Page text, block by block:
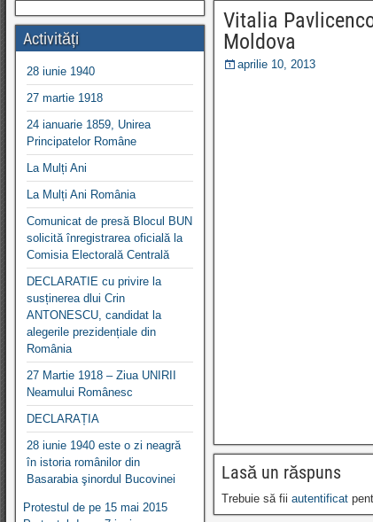
Vitalia
Moldova
aprilie 10, 2013
Lasă un răspuns
Trebuie să fiiautentificat
Activități
28 iunie 1940
27 martie 1918
24 ianuarie 1859, Unirea
Principatelor Române
La Mulți Ani
La Mulți Ani România
Comunicat de presă Blocul BUN
solicită înregistrarea oficială la
Comisia Electorală Centrală
DECLARATIE cu privire la
susținerea dlui Crin
ANTONESCU, candidat la
alegerile prezidențiale din
România
27 Martie 1918 – Ziua UNIRII
Neamului Românesc
DECLARAȚIA
28 iunie 1940 este o zi neagră
în istoria românilor din
Basarabia şinordul Bucovinei
Protestul de pe 15 mai 2015